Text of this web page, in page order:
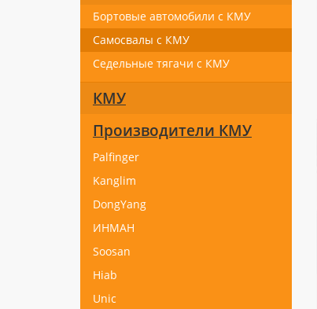
Бортовые автомобили с КМУ
Самосвалы с КМУ
Седельные тягачи с КМУ
КМУ
Производители КМУ
Palfinger
Kanglim
DongYang
ИНМАН
Soosan
Hiab
Unic